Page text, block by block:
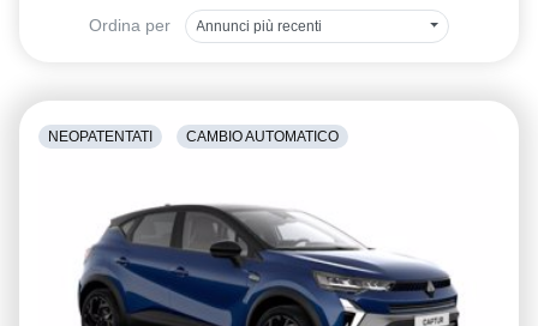
Ordina per Annunci più recenti
NEOPATENTATI CAMBIO AUTOMATICO